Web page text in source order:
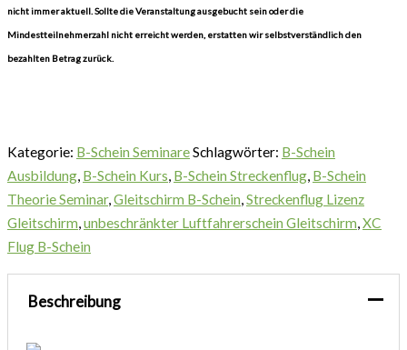
nicht immer aktuell. Sollte die Veranstaltung ausgebucht sein oder die
Mindestteilnehmerzahl nicht erreicht werden, erstatten wir selbstverständlich den
bezahlten Betrag zurück.
Kategorie: B-Schein SeminareSchlagwörter: B-Schein
Ausbildung, B-Schein Kurs, B-Schein Streckenflug, B-Schein
Theorie Seminar,Gleitschirm B-Schein,Streckenflug Lizenz
Gleitschirm,unbeschränkter Luftfahrerschein Gleitschirm,XC
Flug B-Schein
Beschreibung